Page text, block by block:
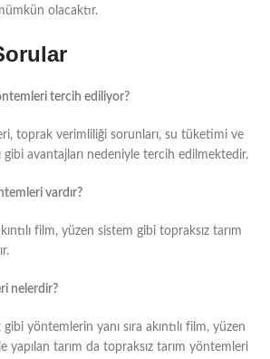
olacaktır.
tercih ediliyor?
toprak verimliliği sorunları, su tüketimi ve
gibi avantajları nedeniyle tercih edilmektedir.
vardır?
film, yüzen sistem gibi topraksız tarım
nelerdir?
yöntemlerin yanı sıra akıntılı film, yüzen
yapılan tarım da topraksız tarım yöntemleri